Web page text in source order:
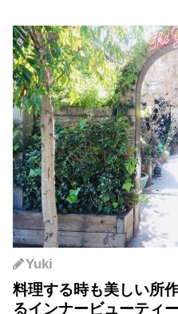
Yuki
料理する時も美しい所
るインナービューティ